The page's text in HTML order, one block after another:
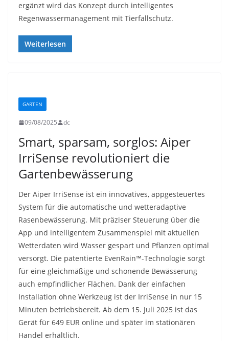
ergänzt wird das Konzept durch intelligentes
Regenwassermanagement mit Tierfallschutz.
Weiterlesen
GARTEN
09/08/2025 dc
Smart, sparsam, sorglos: Aiper
IrriSense revolutioniert die
Gartenbewässerung
Der Aiper IrriSense ist ein innovatives, appgesteuertes
System für die automatische und wetteradaptive
Rasenbewässerung. Mit präziser Steuerung über die
App und intelligentem Zusammenspiel mit aktuellen
Wetterdaten wird Wasser gespart und Pflanzen optimal
versorgt. Die patentierte EvenRain™-Technologie sorgt
für eine gleichmäßige und schonende Bewässerung
auch empfindlicher Flächen. Dank der einfachen
Installation ohne Werkzeug ist der IrriSense in nur 15
Minuten betriebsbereit. Ab dem 15. Juli 2025 ist das
Gerät für 649 EUR online und später im stationären
Handel erhältlich.